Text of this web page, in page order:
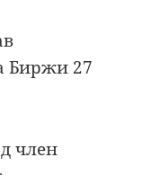
Биржи 27
член